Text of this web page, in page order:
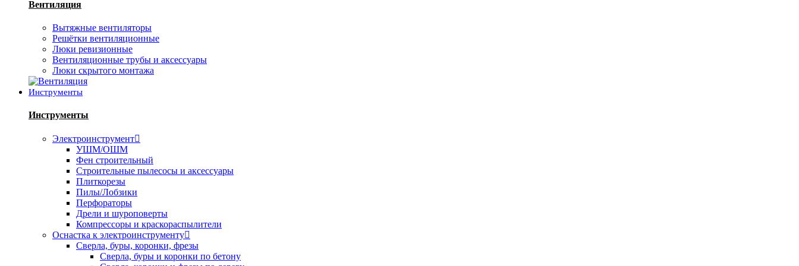
Вентиляция
Вытяжные вентиляторы
Решётки вентиляционные
Люки ревизионные
Вентиляционные трубы и аксессуары
Люки скрытого монтажа
Инструменты
Инструменты
Электроинструмент
УШМ/ОШМ
Фен строительный
Строительные пылесосы и аксессуары
Плиткорезы
Пилы/Лобзики
Перфораторы
Дрели и шуроповерты
Компрессоры и краскораспылители
Оснастка к электроинструменту
Сверла, буры, коронки, фрезы
Сверла, буры и коронки по бетону